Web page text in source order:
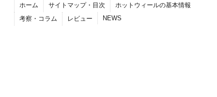
ホーム サイトマップ・目次
ホットウィールの基本情報
考察・コラム
レビュー NEWS